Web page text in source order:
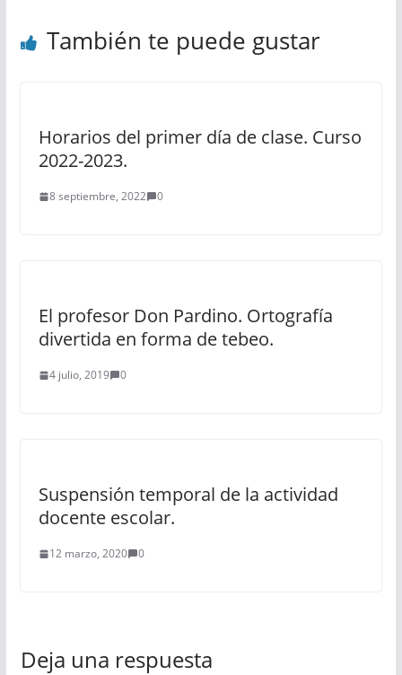
También te puede gustar
Horarios del primer día de clase. Curso
2022-2023.
8 septiembre, 2022 0
El profesor Don Pardino. Ortografía
divertida en forma de tebeo.
4 julio, 2019 0
Suspensión temporal de la actividad
docente escolar.
12 marzo, 2020 0
Deja una respuesta